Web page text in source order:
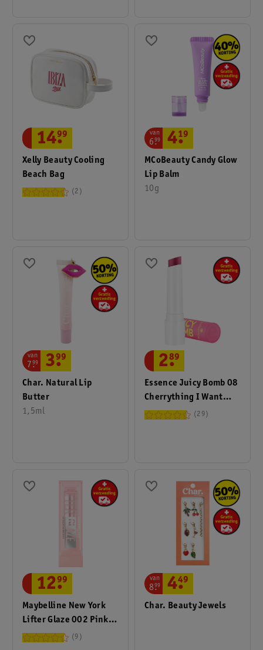
Xelly Beauty Cooling
Beach Bag
14.
99
2
MCoBeauty Candy Glow
Lip Balm
10g
van
6.
99 4.
19
Char. Natural Lip
Butter
1,5ml
van
7.
99 3.
99
Essence Juicy Bomb 08
Cherrything I Want
Glossy Butter Balm
2.
89
29
Maybelline New York
Lifter Glaze 002 Pink
Drip Oil Lippenbalsem
12.
99
9
Char. Beauty Jewels
van
8.
99 4.
49